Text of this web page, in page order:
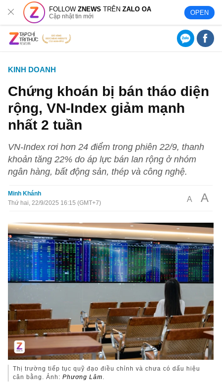
FOLLOWZNEWS TRÊNZALO OA
Cập nhật tin mới OPEN
KINH DOANH
Chứng khoán bị bán tháo diện
rộng, VN-Index giảm mạnh
nhất 2 tuần
VN-Index rơi hơn 24 điểm trong phiên 22/9, thanh
khoản tăng 22% do áp lực bán lan rộng ở nhóm
ngân hàng, bất động sản, thép và công nghệ.
Minh Khánh
Thứ hai, 22/9/2025 16:15 (GMT+7)
A A
Thị trường tiếp tục quỹ đạo điều chỉnh và chưa có dấu hiệu
cân bằng. Ảnh:Phương Lâm.